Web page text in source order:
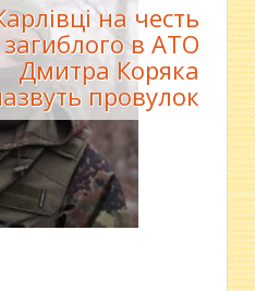
на честь
загиблого в АТО
Дмитра Коряка
провулок